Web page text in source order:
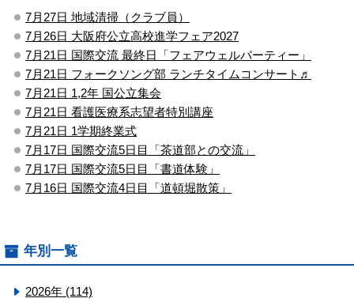
7月27日 地域清掃（クラブ員）
7月26日 大阪府公立高校進学フェア2027
7月21日 国際交流 最終日「フェアウェルパーティー」
7月21日 フォークソング部 ランチタイムコンサート♬
7月21日 1,2年 国公立集会
7月21日 看護医療系志望者特別講座
7月21日 1学期終業式
7月17日 国際交流5日目「茶道部との交流」
7月17日 国際交流5日目「書道体験」
7月16日 国際交流4日目「道頓堀散策」
年別一覧
2026年 (114)